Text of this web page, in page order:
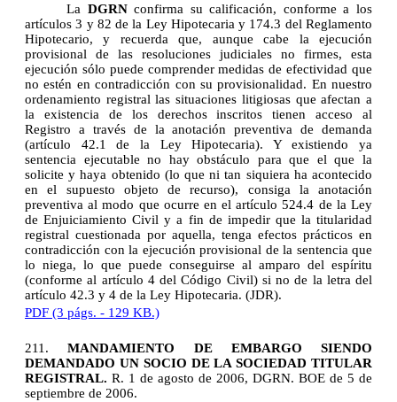
La DGRNconfirma su calificación, conforme a los
artículos 3 y 82 de la Ley Hipotecaria y 174.3 del Reglamento
Hipotecario, y recuerda que, aunque cabe la ejecución
provisional de las resoluciones judiciales no firmes, esta
ejecución sólo puede comprender medidas de efectividad que
no estén en contradicción con su provisionalidad. En nuestro
ordenamiento registral las situaciones litigiosas que afectan a
la existencia de los derechos inscritos tienen acceso al
Registro a través de la anotación preventiva de demanda
(artículo 42.1 de la Ley Hipotecaria). Y existiendo ya
sentencia ejecutable no hay obstáculo para que el que la
solicite y haya obtenido (lo que ni tan siquiera ha acontecido
en el supuesto objeto de recurso), consiga la anotación
preventiva al modo que ocurre en el artículo 524.4 de la Ley
de Enjuiciamiento Civil y a fin de impedir que la titularidad
registral cuestionada por aquella, tenga efectos prácticos en
contradicción con la ejecución provisional de la sentencia que
lo niega, lo que puede conseguirse al amparo del espíritu
(conforme al artículo 4 del Código Civil) si no de la letra del
artículo 42.3 y 4 de la Ley Hipotecaria. (JDR).
PDF (3 págs. - 129 KB.)
211.MANDAMIENTO DE EMBARGO SIENDO
DEMANDADO UN SOCIO DE LA SOCIEDAD TITULAR
REGISTRAL. R. 1 de agosto de 2006, DGRN. BOE de 5 de
septiembre de 2006.